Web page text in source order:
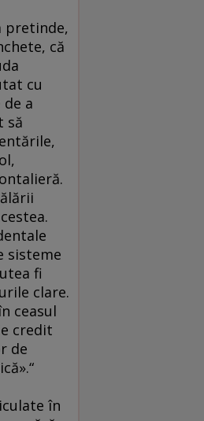
pretinde,
că
cu
a
să
sisteme
fi
clare.
ceasul
credit
de
în